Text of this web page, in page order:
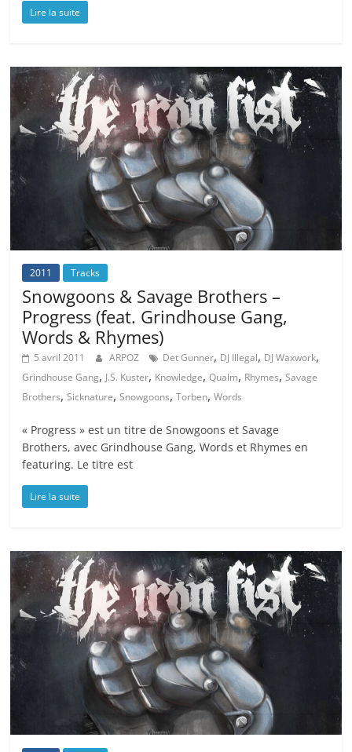
Lire la suite
2011 Tracks
Snowgoons & Savage Brothers –
Progress (feat. Grindhouse Gang,
Words & Rhymes)
5 avril 2011 ARPOZ Det Gunner, DJ Illegal, DJ Waxwork,
Grindhouse Gang, J.S. Kuster, Knowledge,Qualm, Rhymes,Savage
Brothers,Sicknature,Snowgoons,Torben,Words
« Progress » est un titre de Snowgoons et Savage
Brothers, avec Grindhouse Gang, Words et Rhymes en
featuring. Le titre est
Lire la suite